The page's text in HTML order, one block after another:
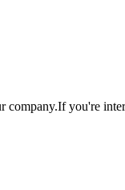
company.If you're